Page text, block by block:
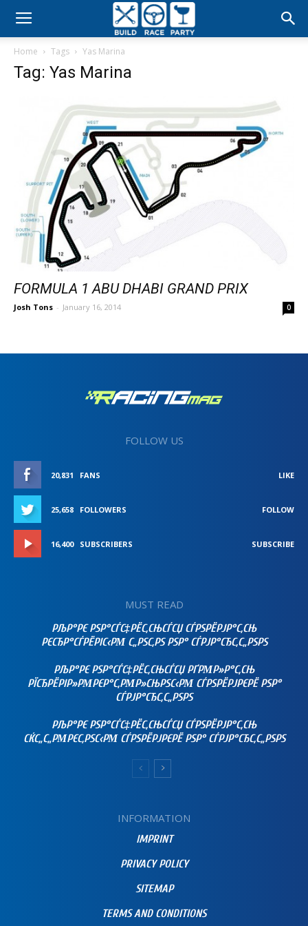
Build
Home Tags Yas Marina
Tag: Yas Marina
FORMULA 1 ABU DHABI GRAND PRIX
Josh Tons - January 16, 2014 0
FOLLOW US
20,831 FANS LIKE
25,658 FOLLOWERS FOLLOW
16,400 SUBSCRIBERS SUBSCRIBE
MUST READ
РЉР°РЄ РЅР°СЃС‡РЁС‚СЊСЃСЏ СЃРЅРЁРЈР°С‚СЊ
РЄСЂР°СЃРЁРІС‹РΜ С„РЅС‚РЅ РЅР° СЃРЈР°СЂС‚С„РЅРЅ
РЉР°РЄ РЅР°СЃС‡РЁС‚СЊСЃСЏ РҐРΜР»Р°С‚СЊ
РЇСЂРЁРІР»РΜРЄР°С‚РΜР»СЊРЅС‹РΜ СЃРЅРЁРЈРЄРЁ РЅР°
СЃРЈР°СЂС‚С„РЅРЅ
РЉР°РЄ РЅР°СЃС‡РЁС‚СЊСЃСЏ СЃРЅРЁРЈР°С‚СЊ
СЌС„С„РΜРЄС‚РЅС‹РΜ СЃРЅРЁРЈРЄРЁ РЅР° СЃРЈР°СЂС‚С„РЅРЅ
INFORMATION
IMPRINT
PRIVACY POLICY
SITEMAP
TERMS AND CONDITIONS